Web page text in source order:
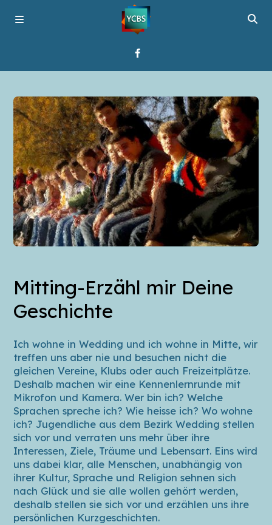
Programme
Über YCBS
Media Bridges
Mitting-Erzähl mir Deine
Geschichte
Ich wohne in Wedding und ich wohne in Mitte, wir
treffen uns aber nie und besuchen nicht die
gleichen Vereine, Klubs oder auch Freizeitplätze.
Deshalb machen wir eine Kennenlernrunde mit
Mikrofon und Kamera. Wer bin ich? Welche
Sprachen spreche ich? Wie heisse ich? Wo wohne
ich? Jugendliche aus dem Bezirk Wedding stellen
sich vor und verraten uns mehr über ihre
Interessen, Ziele, Träume und Lebensart. Eins wird
uns dabei klar, alle Menschen, unabhängig von
ihrer Kultur, Sprache und Religion sehnen sich
nach Glück und sie alle wollen gehört werden,
deshalb stellen sie sich vor und erzählen uns ihre
persönlichen Kurzgeschichten.